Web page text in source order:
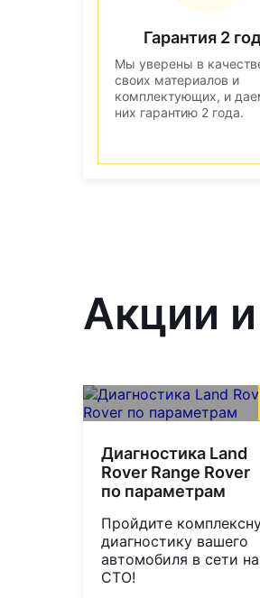
Гарантия 2
Мы уверены в
своих материалов и
комплектующих, и
них гарантию 2 года.
Акции
Диагностика Land
Rover Range Rover
по параметрам
Пройдите
диагностику вашего
автомобиля в сети
СТО!